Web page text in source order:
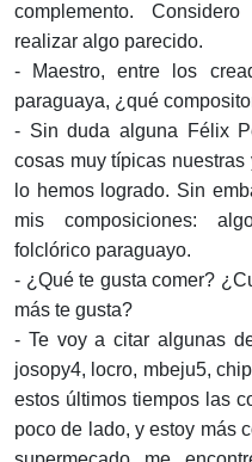
complemento.
realizar algo parecido.
- Maestro, entre los
paraguaya, ¿qué
- Sin duda alguna Félix
cosas muy típicas
lo hemos logrado. Sin
mis composiciones:
folclórico paraguayo.
- ¿Qué te gusta comer?
más te gusta?
- Te voy a citar algunas
josopy4, locro, mbeju5,
estos últimos tiempos las
poco de lado, y estoy más